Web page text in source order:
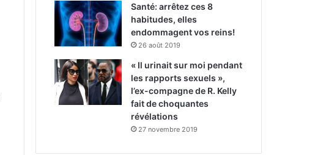
Santé: arrêtez ces 8
habitudes, elles
endommagent vos reins!
26 août 2019
« Il urinait sur moi pendant
les rapports sexuels »,
l’ex-compagne de R. Kelly
fait de choquantes
révélations
27 novembre 2019